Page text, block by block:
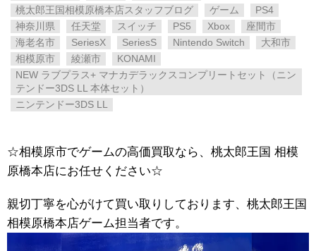
桃太郎王国相模原橋本店スタッフブログ
ゲーム
PS4
神奈川県
任天堂 スイッチ PS5 Xbox
座間市
海老名市
SeriesX SeriesS Nintendo Switch
大和市
相模原市
綾瀬市
KONAMI
NEW ​ラブプラス+ ​マナカデラックスコンプリートセット（ニン
テンドー3DS LL 本体セット）
ニンテンドー3DS LL
☆相模原市でゲームの高価買取なら、桃太郎王国 相模
原橋本店にお任せください☆
親切丁寧を心がけて買い取りしております、桃太郎王国
相模原橋本店ゲーム担当者です。